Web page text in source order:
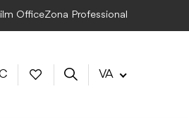
OfficeZona Professional
VA